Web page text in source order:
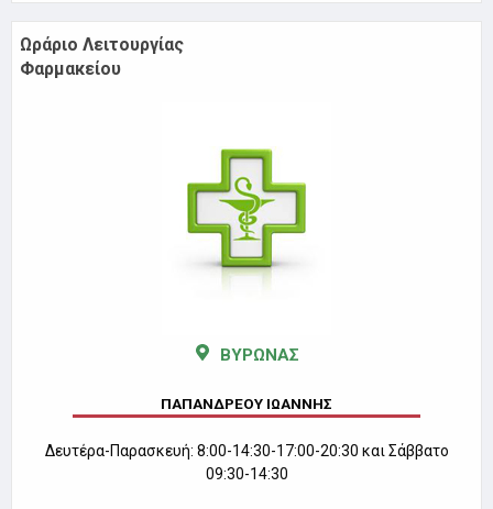
Ωράριο Λειτουργίας
Φαρμακείου
ΒΥΡΩΝΑΣ
ΠΑΠΑΝΔΡΕΟΥ ΙΩΑΝΝΗΣ
Δευτέρα-Παρασκευή: 8:00-14:30-17:00-20:30 και Σάββατο
09:30-14:30